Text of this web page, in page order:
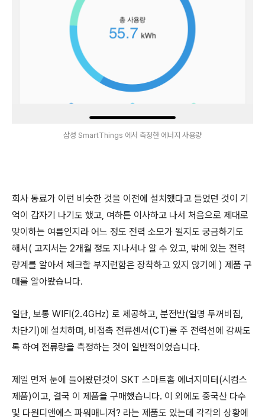
삼성 SmartThings 에서 측정한 에너지 사용량
회사 동료가 이런 비슷한 것을 이전에 설치했다고 들었던 것이 기
억이 갑자기 나기도 했고, 여하튼 이사하고 나서 처음으로 제대로
맞이하는 여름인지라 어느 정도 전력 소모가 될지도 궁금하기도
해서( 고지서는 2개월 정도 지나서나 알 수 있고, 밖에 있는 전력
량계를 알아서 체크할 부지런함은 장착하고 있지 않기에 ) 제품 구
매를 알아봤습니다.
일단, 보통 WIFI(2.4GHz) 로 제공하고, 분전반(일명 두꺼비집,
차단기)에 설치하며, 비접촉 전류센서(CT)를 주 전력선에 감싸도
록 하여 전류량을 측정하는 것이 일반적이었습니다.
제일 먼저 눈에 들어왔던것이 SKT 스마트홈 에너지미터(시컴스
제품)이고, 결국 이 제품을 구매했습니다. 이 외에도 중국산 다수
및 다원디앤에스 파워매니저? 라는 제품도 있는데 각각의 상황에